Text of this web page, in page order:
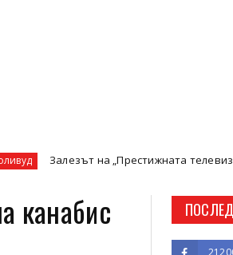
на „Престижната телевизия“ и
канабис